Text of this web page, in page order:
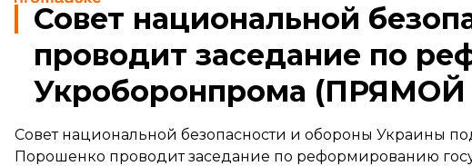
Совет национальной
проводит заседание по
Укроборонпрома
Совет национальной безопасности и обороны Украины
Порошенко проводит заседание по реформированию